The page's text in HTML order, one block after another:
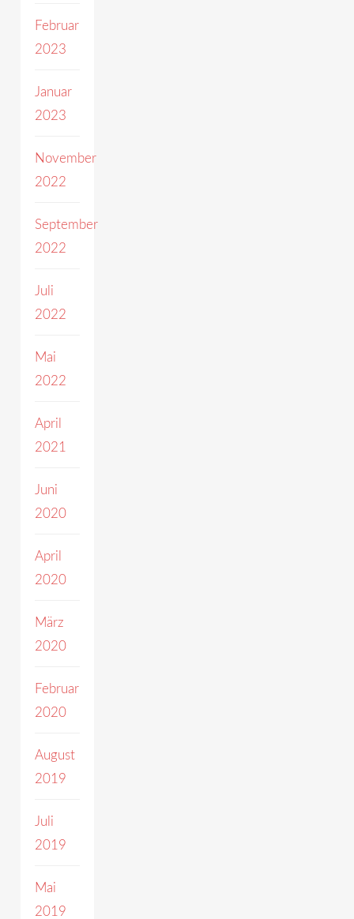
Februar
2023
Januar
2023
November
2022
September
2022
Juli
2022
Mai
2022
April
2021
Juni
2020
April
2020
März
2020
Februar
2020
August
2019
Juli
2019
Mai
2019